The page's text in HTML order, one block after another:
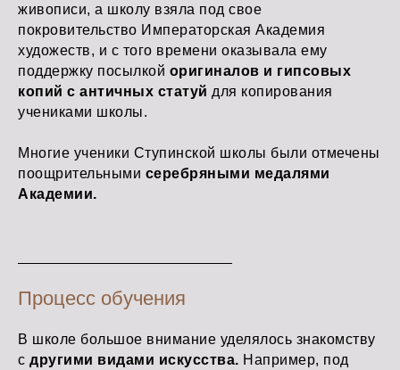
живописи, а школу взяла под свое
покровительство Императорская Академия
художеств, и с того времени оказывала ему
поддержку посылкой оригиналов и гипсовых
копий с античных статуй для копирования
учениками школы.
Многие ученики Ступинской школы были отмечены
поощрительными серебряными медалями
Академии.
Процесс обучения
В школе большое внимание уделялось знакомству
с другими видами искусства. Например, под